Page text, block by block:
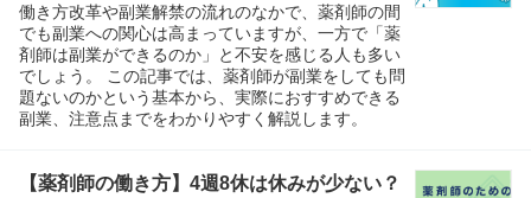
働き方改革や副業解禁の流れのなかで、薬剤師の間
でも副業への関心は高まっていますが、一方で「薬
剤師は副業ができるのか」と不安を感じる人も多い
でしょう。 この記事では、薬剤師が副業をしても問
題ないのかという基本から、実際におすすめできる
副業、注意点までをわかりやすく解説します。
【薬剤師の働き方】4週8休は休みが少ない？